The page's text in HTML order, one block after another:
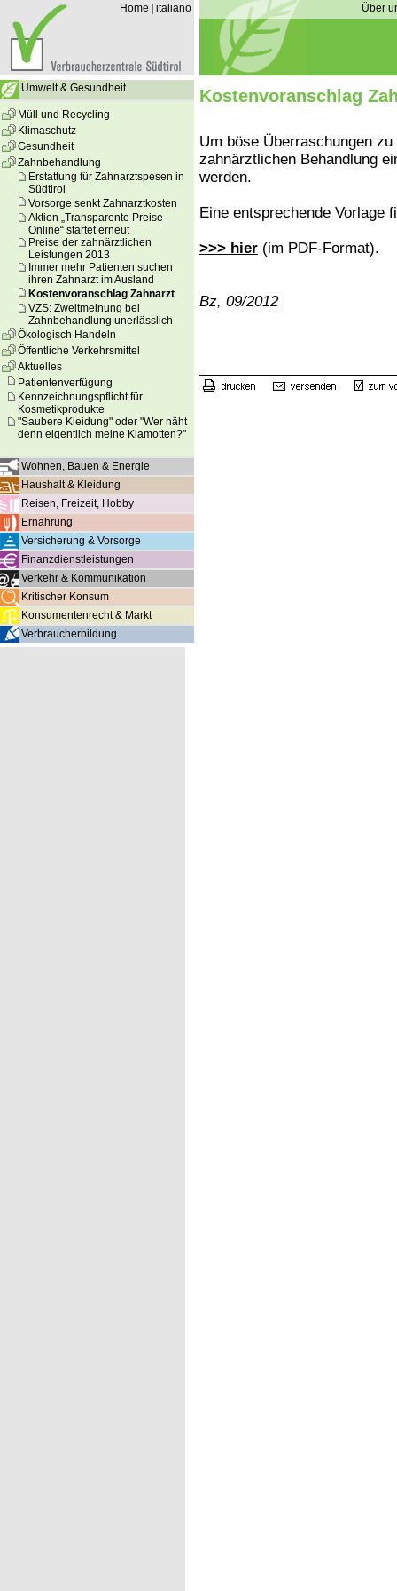
Home italiano
Umwelt & Gesundheit
Müll und Recycling
Klimaschutz
Gesundheit
Zahnbehandlung
Erstattung für Zahnarztspesen in
Südtirol
Vorsorge senkt Zahnarztkosten
Aktion „Transparente Preise
Online“ startet erneut
Preise der zahnärztlichen
Leistungen 2013
Immer mehr Patienten suchen
ihren Zahnarzt im Ausland
Kostenvoranschlag Zahnarzt
VZS: Zweitmeinung bei
Zahnbehandlung unerlässlich
Ökologisch Handeln
Öffentliche Verkehrsmittel
Aktuelles
Patientenverfügung
Kennzeichnungspflicht für
Kosmetikprodukte
"Saubere Kleidung" oder "Wer näht
denn eigentlich meine Klamotten?"
Wohnen, Bauen & Energie
Haushalt & Kleidung
Reisen, Freizeit, Hobby
Ernährung
Versicherung & Vorsorge
Finanzdienstleistungen
Verkehr & Kommunikation
Kritischer Konsum
Konsumentenrecht & Markt
Verbraucherbildung
Über
Kostenvoranschlag
Um böse Überraschungen
zahnärztlichen Behandlung
werden.
Eine entsprechende Vorlage
>>> hier (im PDF-Format).
Bz, 09/2012